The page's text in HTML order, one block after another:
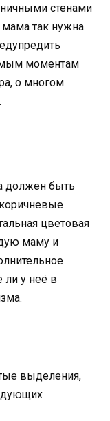
стенами
мама так нужна
моментам
о многом
должен быть
цветовая
маму и
ли у неё в
выделения,